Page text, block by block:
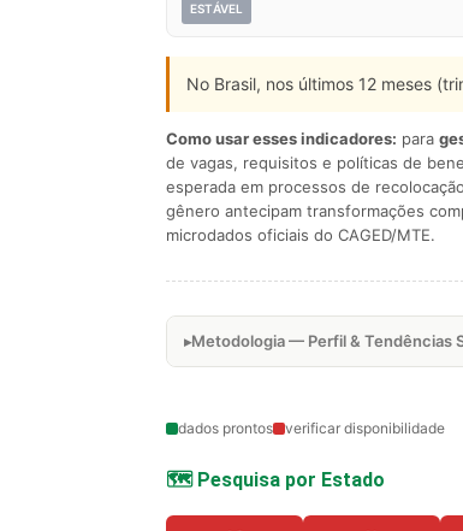
ESTÁVEL
No Brasil, nos últimos 12 meses
Como usar esses indicadores: para
de vagas, requisitos e políticas de
esperada em processos de
gênero antecipam transformações
microdados oficiais do CAGED/MTE.
Metodologia — Perfil & Tendências
dados prontos verificar disponibilidade
🗺️ Pesquisa por Estado